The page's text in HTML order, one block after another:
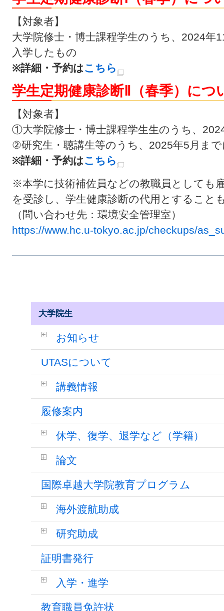
【対象者】
大学院修士・博士課程学生のうち、 2024年
入学したもの
※詳細・予約はこちら
学生定期健康診断Ⅱ（春季）につ
【対象者】
①大学院修士・博士課程学生生のうち 、
②研究生・聴講生等のうち、 2025年5月ま
※詳細・予約はこちら
※本学に技術補佐員などの教職員としても
を受診し、学生健康診断の代用とすること
（問い合わせ先： 環境安全管理室）
https://www.hc.u-tokyo.ac.jp/checkups/
大学院生
お知らせ
UTASについて
講義情報
履修案内
休学、復学、退学など（学籍）
論文
国際卓越大学院教育プログラム
海外渡航助成
研究助成
証明書発行
入学・進学
教育職員免許状